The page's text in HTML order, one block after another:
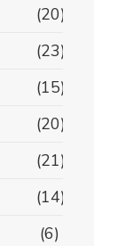
(20)
(23)
(15)
(20)
(21)
(14)
(6)